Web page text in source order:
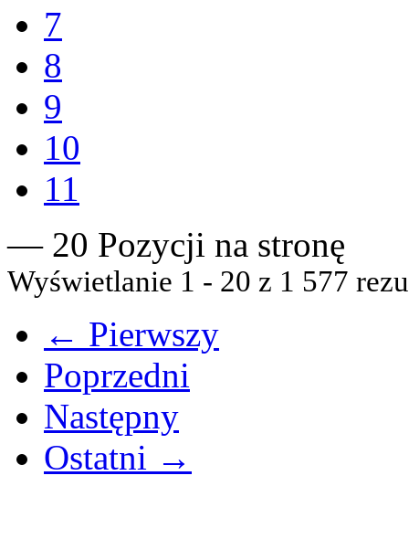
7
8
9
10
11
— 20 Pozycji na stronę
Wyświetlanie 1 - 20 z 1 577
← Pierwszy
Poprzedni
Następny
Ostatni →